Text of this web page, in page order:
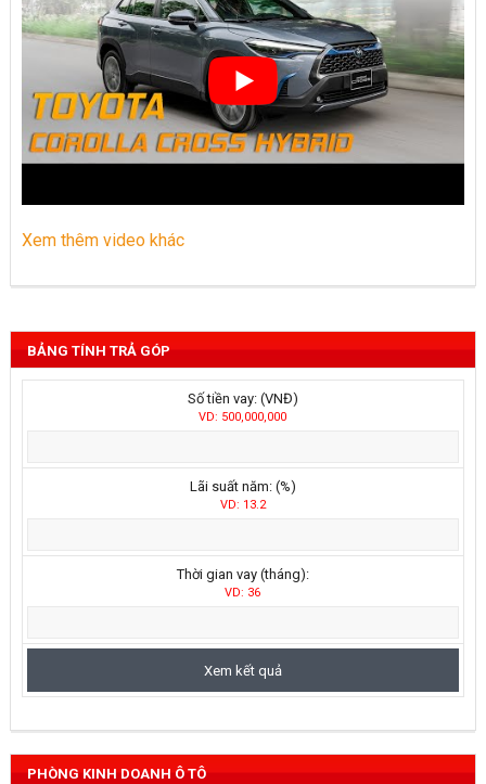
Xem thêm video khác
BẢNG TÍNH TRẢ GÓP
Số tiền vay: (VNĐ)
VD: 500,000,000
Lãi suất năm: (%)
VD: 13.2
Thời gian vay (tháng):
VD: 36
PHÒNG KINH DOANH Ô TÔ